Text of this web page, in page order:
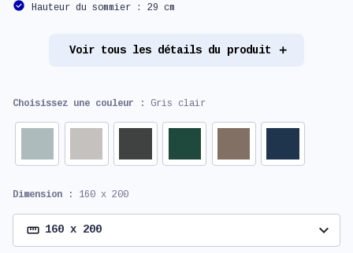
Hauteur du sommier : 29 cm
Voir tous les détails du produit
Choisissez une couleur : Gris clair
Dimension : 160 x 200
160 x 200 expand_more